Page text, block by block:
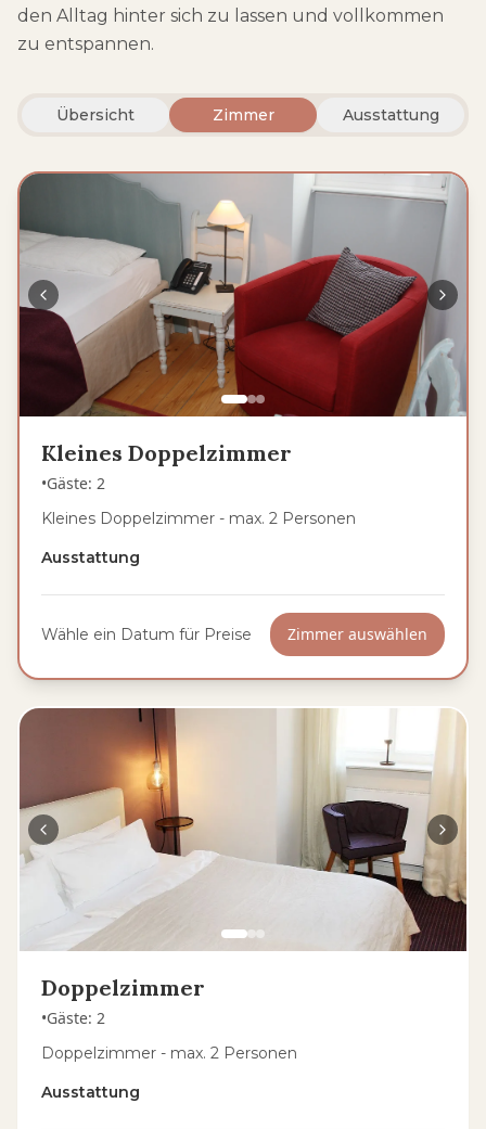
den Alltag hinter sich zu lassen und vollkommen
zu entspannen.
Übersicht Zimmer Ausstattung
Kleines Doppelzimmer
•Gäste: 2
Kleines Doppelzimmer - max. 2 Personen
Ausstattung
Wähle ein Datum für Preise Zimmer auswählen
Doppelzimmer
•Gäste: 2
Doppelzimmer - max. 2 Personen
Ausstattung